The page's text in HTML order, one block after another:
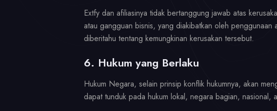
Extfy dan afiliasinya tidak bertanggung jawab atas
atau gangguan bisnis, yang diakibatkan oleh penggunaan
diberitahu tentang kemungkinan kerusakan tersebut.
6. Hukum yang Berlaku
Hukum Negara, selain prinsip konflik hukumnya, akan
dapat tunduk pada hukum lokal, negara bagian, nasional,